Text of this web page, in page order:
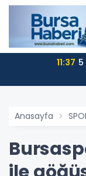
11:37
Anasayfa